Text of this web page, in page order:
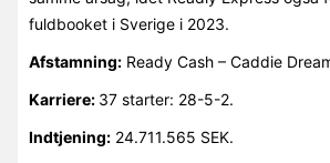
fuldbooket i Sverige i 2023.
Afstamning:Ready Cash – Caddie
Karriere: 37 starter: 28-5-2.
Indtjening:24.711.565 SEK.